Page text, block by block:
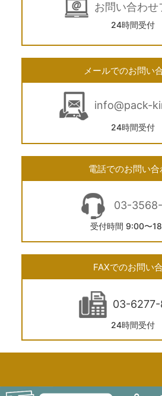
お問い合わせ
24時間受付
メールでのお問い
info@pack-
24時間受付
電話でのお問い合
03-3568-
受付時間 9:00〜
FAXでのお問い
03-
24時間受付